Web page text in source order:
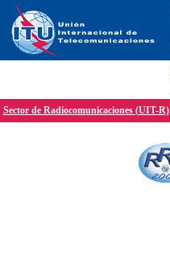
Sector de Radiocomunicaciones (UIT-R)